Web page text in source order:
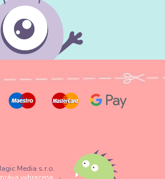
Media s.r.o.
vyhrazena